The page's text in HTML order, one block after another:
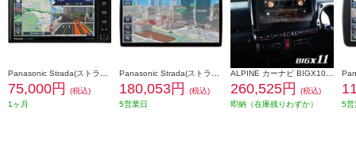
75,000円
(税込)
1ヶ月
180,053円
(税込)
5営業日
260,525円
(税込)
即納（在庫残りわずか）
5営